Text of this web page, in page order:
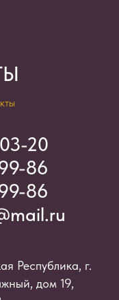
20
86
86
Республика, г.
дом 19,